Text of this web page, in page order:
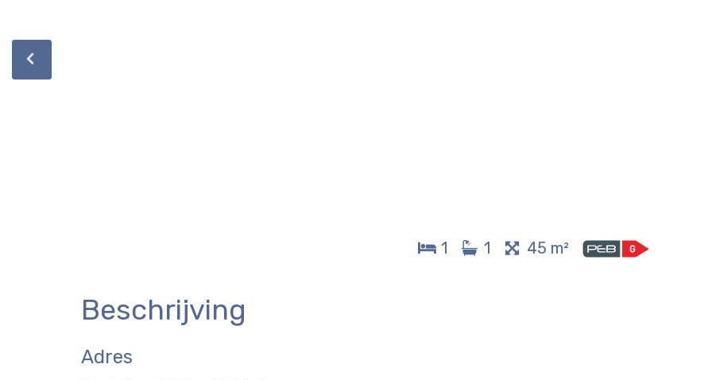
1 1 45 m²
Beschrijving
Adres